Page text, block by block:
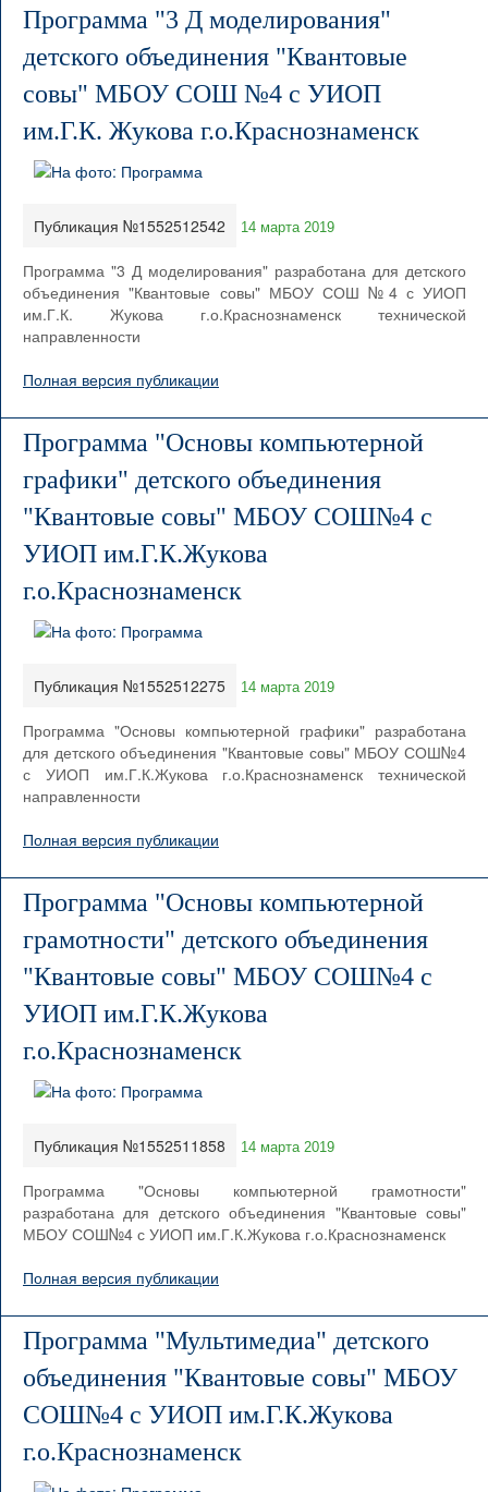
Программа "3 Д моделирования"
детского объединения "Квантовые
совы" МБОУ СОШ №4 с УИОП
им.Г.К. Жукова г.о.Краснознаменск
Публикация №1552512542 14 марта 2019
Программа "3 Д моделирования" разработана для детского
объединения "Квантовые совы" МБОУ СОШ №4 с УИОП
им.Г.К. Жукова г.о.Краснознаменск технической
направленности
Полная версия публикации
Программа "Основы компьютерной
графики" детского объединения
"Квантовые совы" МБОУ СОШ№4 с
УИОП им.Г.К.Жукова
г.о.Краснознаменск
Публикация №1552512275 14 марта 2019
Программа "Основы компьютерной графики" разработана
для детского объединения "Квантовые совы" МБОУ СОШ№4
с УИОП им.Г.К.Жукова г.о.Краснознаменск технической
направленности
Полная версия публикации
Программа "Основы компьютерной
грамотности" детского объединения
"Квантовые совы" МБОУ СОШ№4 с
УИОП им.Г.К.Жукова
г.о.Краснознаменск
Публикация №1552511858 14 марта 2019
Программа "Основы компьютерной грамотности"
разработана для детского объединения "Квантовые совы"
МБОУ СОШ№4 с УИОП им.Г.К.Жукова г.о.Краснознаменск
Полная версия публикации
Программа "Мультимедиа" детского
объединения "Квантовые совы" МБОУ
СОШ№4 с УИОП им.Г.К.Жукова
г.о.Краснознаменск